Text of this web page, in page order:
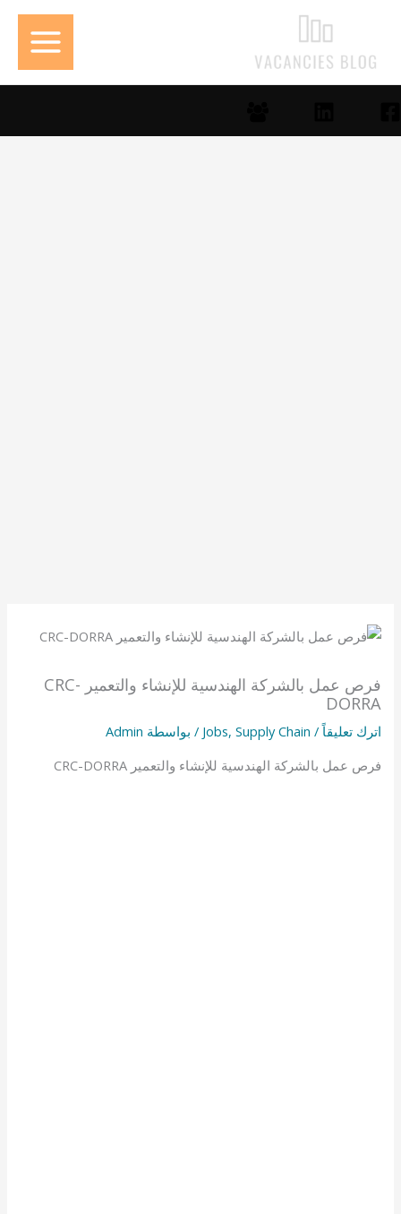
المحتوى
فرص عمل بالشركة الهندسية للإنشاء والتعمير CRC-
DORRA
اترك تعليقاً /
Jobs, Supply Chain / بواسطة Admin
فرص عمل بالشركة الهندسية للإنشاء والتعمير CRC-DORRA